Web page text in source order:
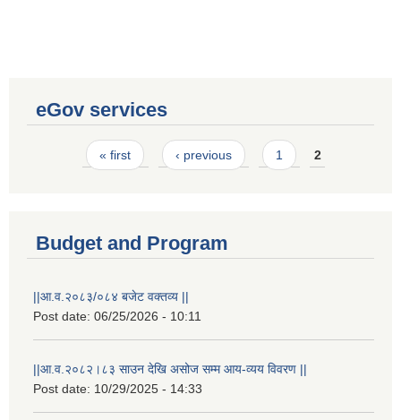
eGov services
Pages« first ‹ previous 1 2
Budget and Program
||आ.व.२०८३/०८४ बजेट वक्तव्य ||
Post date: 06/25/2026 - 10:11
||आ.व.२०८२।८३ साउन देखि असोज सम्म आय-व्यय विवरण ||
Post date: 10/29/2025 - 14:33